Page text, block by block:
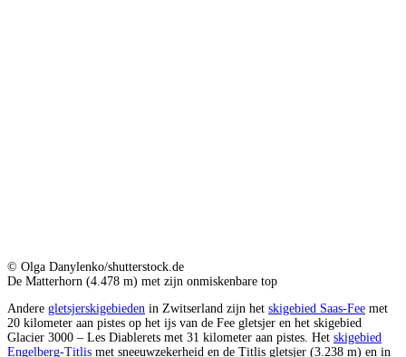
© Olga Danylenko/shutterstock.de
De Matterhorn (4.478 m) met zijn onmiskenbare top
Andere gletsjerskigebieden in Zwitserland zijn het skigebied Saas-Fee met
20 kilometer aan pistes op het ijs van de Fee gletsjer en het skigebied
Glacier 3000 – Les Diablerets met 31 kilometer aan pistes. Het skigebied
Engelberg-Titlis met sneeuwzekerheid en de Titlis gletsjer (3.238 m) en in